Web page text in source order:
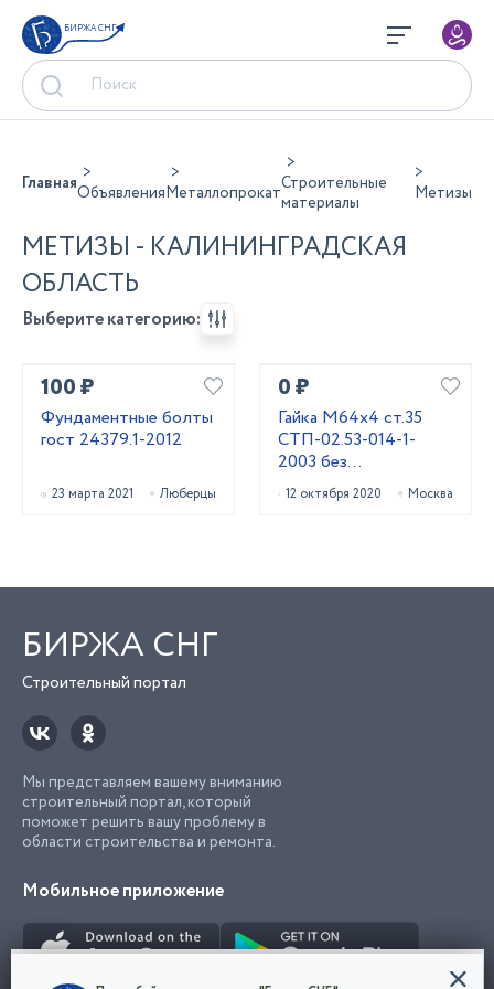
БИРЖА СНГ
ГлавнаяОбъявленияМеталлопрокатСтроительные
материалы
Метизы
МЕТИЗЫ - КАЛИНИНГРАДСКАЯ
ОБЛАСТЬ
Выберите категорию:
100 ₽
Фундаментные болты
гост 24379.1-2012
23 марта 2021 Люберцы
0 ₽
Гайка М64х4 ст.35
СТП-02.53-014-1-
2003 без
термообработки
12 октября 2020 Москва
БИРЖА СНГ
Строительный портал
Мы представляем вашему вниманию
строительный портал, который
поможет решить вашу проблему в
области строительства и ремонта.
Мобильное приложение